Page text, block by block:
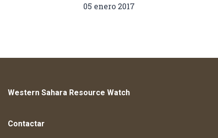
05 enero 2017
Western Sahara Resource Watch
Contactar